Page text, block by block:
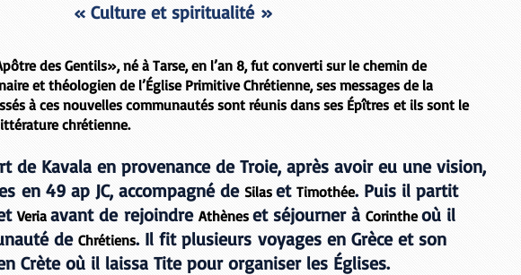
« Culture et spiritualité »
des Gentils», né à Tarse, en l’an 8, fut converti sur le chemin de
et théologien de l’Église Primitive Chrétienne, ses messages de la
à ces nouvelles communautés sont réunis dans ses Épîtres et ils sont le
chrétienne.
de Kavala en provenance de Troie, après avoir eu une vision,
en 49 ap JC, accompagné de Silas et Timothée. Puis il partit
Veria avant de rejoindre Athènes et séjourner à Corintheoù il
de Chrétiens. Il fit plusieurs voyages en Grèce et son
Crète où il laissa Tite pour organiser les Églises.